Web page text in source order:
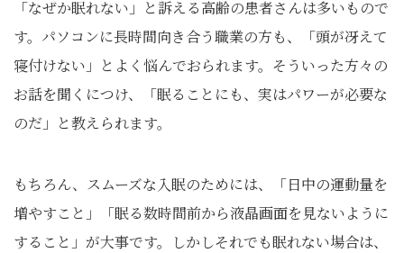
「なぜか眠れない」と訴える高齢の患者さんは多いもので
す。パソコンに長時間向き合う職業の方も、「頭が冴えて
寝付けない」とよく悩んでおられます。そういった方々の
お話を聞くにつけ、「眠ることにも、実はパワーが必要な
のだ」と教えられます。
もちろん、スムーズな入眠のためには、「日中の運動量を
増やすこと」「眠る数時間前から液晶画面を見ないように
すること」が大事です。しかしそれでも眠れない場合は、